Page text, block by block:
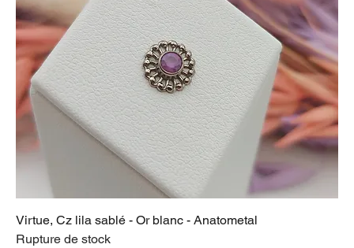
Virtue, Cz lila sablé - Or blanc - Anatometal
Rupture de stock